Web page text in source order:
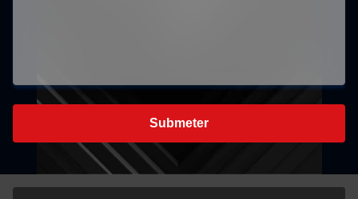
Submeter